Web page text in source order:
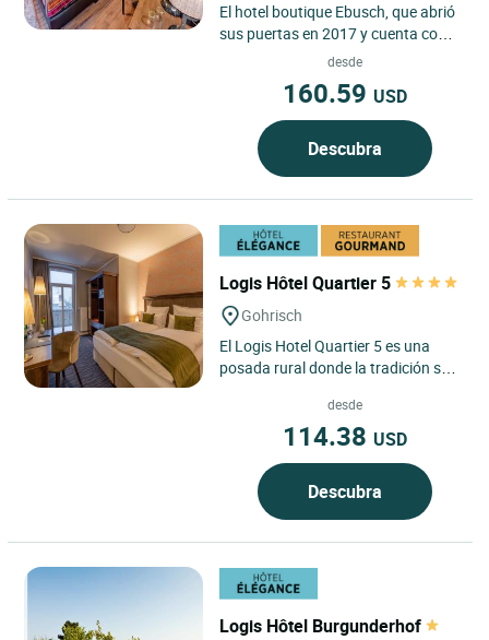
El hotel boutique Ebusch, que abrió
sus puertas en 2017 y cuenta con
nueve habitaciones dobles, destaca
desde
160.59 USD
Descubra
Logis Hôtel Quartier 5
Gohrisch
El Logis Hotel Quartier 5 es una
posada rural donde la tradición se
de Gohrisch, un...desde
114.38 USD
Descubra
Logis Hôtel Burgunderhof